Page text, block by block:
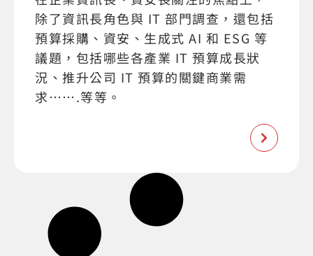
除了資訊長角色與 IT 部門調查，還包括
預算採購、資安、生成式 AI 和 ESG 等
議題，包括哪些各產業 IT 預算成長狀
況、推升公司 IT 預算的關鍵商業需
求…….等等。